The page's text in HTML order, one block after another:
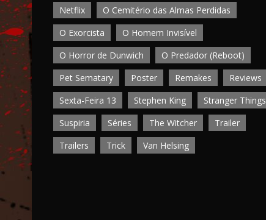
Netflix
O Cemitério das Almas Perdidas
O Exorcista
O Homem Invisível
O Horror de Dunwich
O Predador (Reboot)
Pet Sematary
Poster Remakes
Reviews
Sexta-Feira 13
Stephen King
Stranger Things
Suspiria
Séries The Witcher
Trailer
Trailers
Trick Van Helsing